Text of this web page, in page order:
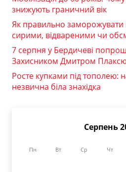
знижують граничний вік
Як правильно
сирими, відвареними чи
7 серпня у Бердичеві
Захисником Дмитром
Росте купками під тополею:
незвична біла знахідка
Серпень
Пн Вт Ср Чт